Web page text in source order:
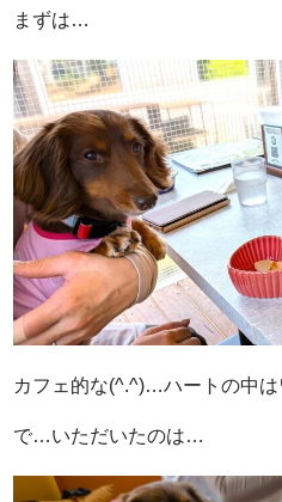
まずは…
カフェ的な(^.^)…ハートの中
で…いただいたのは…